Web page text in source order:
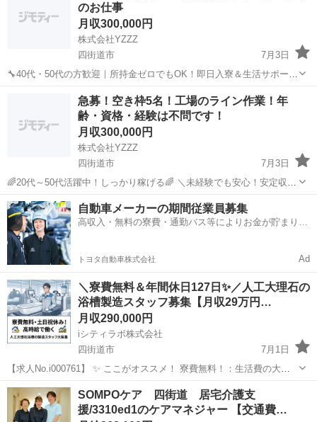
のお仕事
月収300,000円
株式会社YZZZ
四街道市
7月3日
🔧40代・50代の方歓迎｜所持金ゼロでもOK！即日入寮＆生活サポート
ありのライン作業スタッフ募集 「安定して働きたい」「すぐに住む場
所・仕事を見つけたい」 そんな40代・50代の方を全力でサポートしま
す！ 所持金がなく...
四街道市 工場 50代
急募！空き枠5名！工場のライン作業！年
齢・資格・経験は不問です！
月収300,000円
株式会社YZZZ
四街道市
7月3日
🌈20代～50代活躍中！しっかり稼げる🌈 ＼未経験でも安心！安定収入
を実現✨／ 【お仕事内容】 車両部品の製造補助スタッフを募集しま
す！ 難しい作業は一切ナシ！稼げるお仕事です💪 ・資材の運搬・投入
（台...
千葉 四街道市 機械 未経験
自動車メーカーの期間従業員募集
高収入・無料の寮費・通勤バス等によりお金が貯まりや
トヨタ自動車株式会社 Ad
＼寮費無料＆年間休日127日✨／人工大理石の
浴槽製造スタッフ募集【月収29万円…
月収290,000円
iシティラボ株式会社
四街道市
7月1日
【求人No.i000761】 ✨ ここがオススメ！ 寮費無料！：生活費の大き
な割合を占める家賃が0円！貯金や自分のために使えるお金がぐんと増
えます。 年間休日127日！：土日祝がしっかり休みで、GW・夏季・冬
季の長期休...
千葉 四街道市 未経験
SOMPOケア 四街道 居宅介護支
援/3310ed1のケアマネジャー 【交通費…